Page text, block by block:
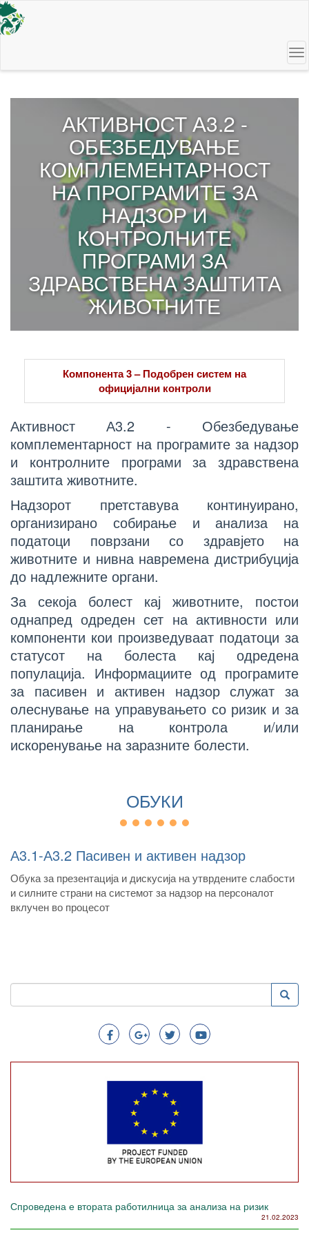
Skip
to
main
АКТИВНОСТ А3.2 -
ОБЕЗБЕДУВАЊЕ
КОМПЛЕМЕНТАРНОСТ
НА ПРОГРАМИТЕ ЗА
НАДЗОР И
КОНТРОЛНИТЕ
ПРОГРАМИ ЗА
ЗДРАВСТВЕНА ЗАШТИТА
ЖИВОТНИТЕ
Компонента 3 – Подобрен систем на
официјални контроли
Активност А3.2 - Обезбедување
комплементарност на програмите за надзор
и контролните програми за здравствена
заштита животните.
Надзорот претставува континуирано,
организирано собирање и анализа на
податоци поврзани со здравјето на
животните и нивна навремена дистрибуција
до надлежните органи.
За секоја болест кај животните, постои
однапред одреден сет на активности или
компоненти кои произведуваат податоци за
статусот на болеста кај одредена
популација. Информациите од програмите
за пасивен и активен надзор служат за
олеснување на управувањето со ризик и за
планирање на контрола и/или
искоренување на заразните болести.
ОБУКИ
А3.1-А3.2 Пасивен и активен надзор
Обука за презентација и дискусија на утврдените слабости
и силните страни на системот за надзор на персоналот
вклучен во процесот
Search
Пребарување
Спроведена е втората работилница за анализа на ризик
21.02.2023